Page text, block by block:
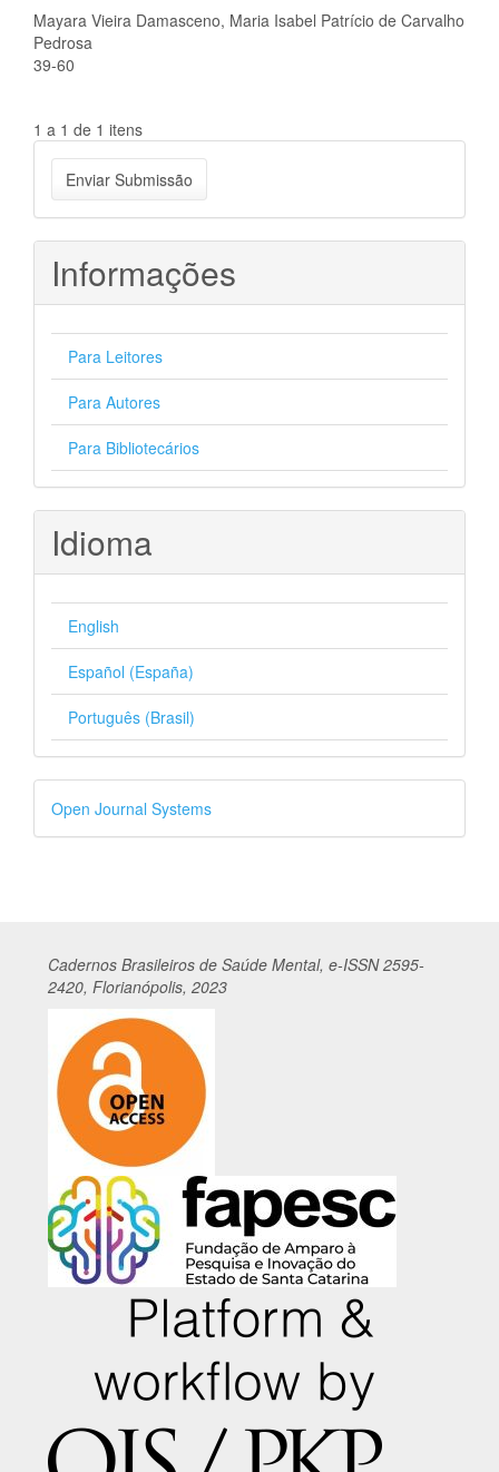
Mayara Vieira Damasceno, Maria Isabel Patrício de Carvalho
Pedrosa
39-60
1 a 1 de 1 itens
Enviar
Submissão
Enviar Submissão
Informações
Para Leitores
Para Autores
Para Bibliotecários
Idioma
English
Español (España)
Português (Brasil)
Desenvolvido
por
Open Journal Systems
Cadernos Brasileiros de Saúde Mental, e-ISSN 2595-
2420, Florianópolis, 2023